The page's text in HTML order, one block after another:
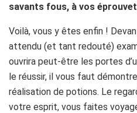
savants fous, à vos
Voilà, vous y êtes enfin !
attendu (et tant redouté)
ouvrira peut-être les portes
le réussir, il vous faut
réalisation de potions. Le
votre esprit, vous faites